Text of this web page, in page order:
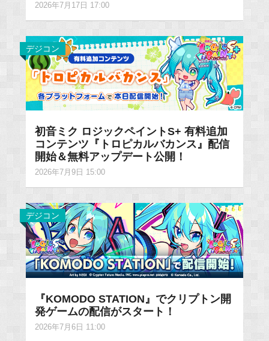
2026年7月17日 17:00
デジコン
初音ミク ロジックペイントS+ 有料追加
コンテンツ『トロピカルバカンス』配信
開始＆無料アップデート公開！
2026年7月9日 15:00
デジコン
『KOMODO STATION』でクリプトン開
発ゲームの配信がスタート！
2026年7月6日 11:00